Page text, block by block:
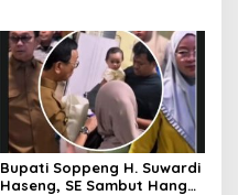
Nama Bumi Latemmamala
Bupati Soppeng H. Suwardi
Haseng, SE Sambut Hangat